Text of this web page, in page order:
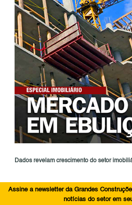
Dados revelam crescimento do setor
Assine a newsletter da Grandes
notícias do setor em